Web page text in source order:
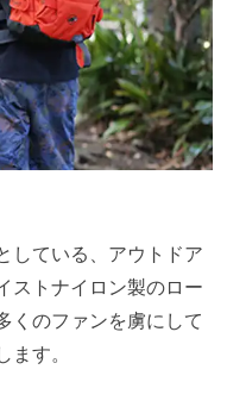
している、アウトドア
ストナイロン製のロー
くのファンを虜にして
す。